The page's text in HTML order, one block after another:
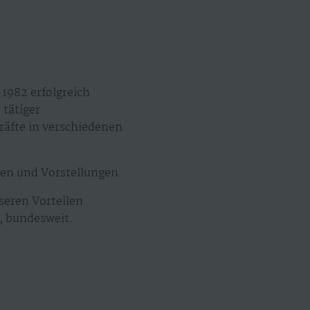
erfolgreich
tätiger
in verschiedenen
und Vorstellungen.
Vorteilen